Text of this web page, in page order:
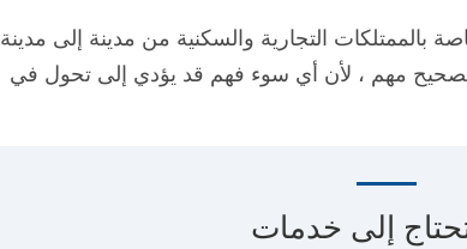
بالممتلكات التجارية والسكنية من مدينة إلى مدينة
الصحيح مهم ، لأن أي سوء فهم قد يؤدي إلى تحول في
إلى خدمات